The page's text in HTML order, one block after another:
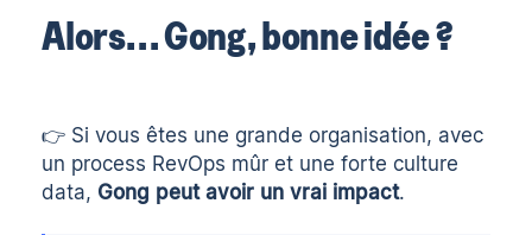
Alors… Gong, bonne idée ?
👉 Si vous êtes une grande organisation, avec
un process RevOps mûr et une forte culture
data, Gong peut avoir un vrai impact.